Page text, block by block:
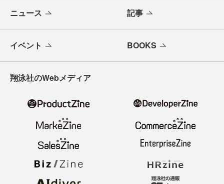
ニュース 記事
イベント BOOKS
翔泳社のWebメディア